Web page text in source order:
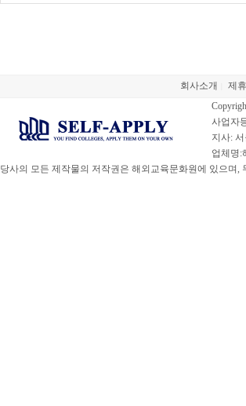
회사소개 제
사업자
지사:
업체명:
당사의 모든 제작물의 저작권은 해외교육문화원에 있으며